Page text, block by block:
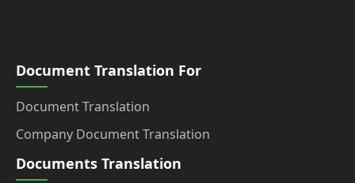
Document Translation For
Document Translation
Company Document Translation
Documents Translation